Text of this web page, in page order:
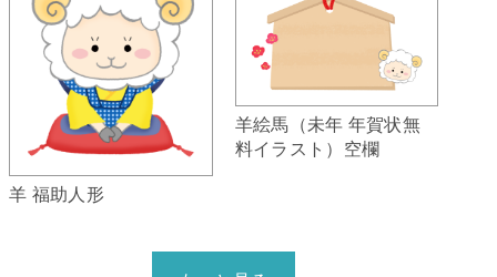
羊 福助人形
羊絵馬（未年 年賀状無
料イラスト）空欄